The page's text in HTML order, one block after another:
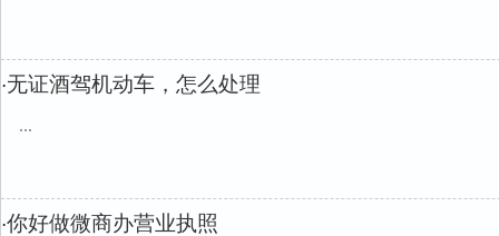
·无证酒驾机动车，怎么处理
...
·你好做微商办营业执照